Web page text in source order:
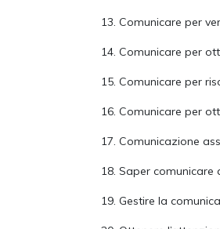
Comunicare per
Comunicare per
Comunicare per
Comunicare per
Comunicazione
Saper comunicare
Gestire la